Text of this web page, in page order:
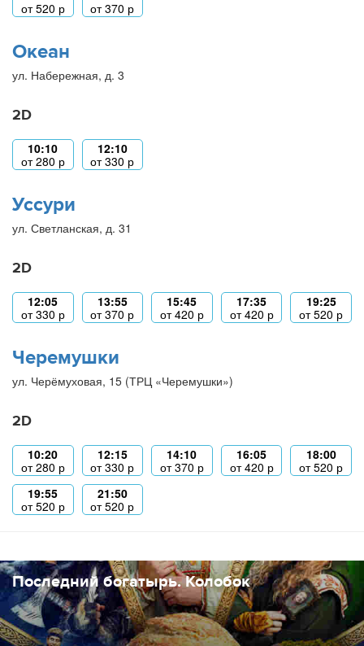
от520 р
от370 р
Океан
ул. Набережная, д. 3
2D
10:10
от280 р
12:10
от330 р
Уссури
ул. Светланская, д. 31
2D
12:05
от330 р
13:55
от370 р
15:45
от420 р
17:35
от420 р
19:25
от520 р
Черемушки
ул. Черёмуховая, 15 (ТРЦ «Черемушки»)
2D
10:20
от280 р
12:15
от330 р
14:10
от370 р
16:05
от420 р
18:00
от520 р
19:55
от520 р
21:50
от520 р
Последний богатырь. Колобок